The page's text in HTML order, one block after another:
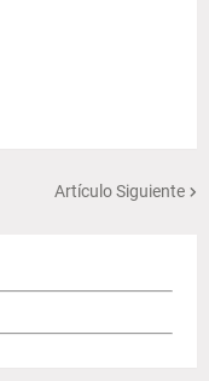
Artículo Siguiente